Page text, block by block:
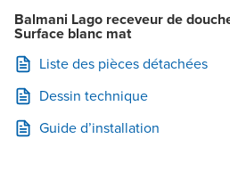
Balmani Lago receveur de
Surface blanc mat
Liste des pièces détachées
Dessin technique
Guide d’installation